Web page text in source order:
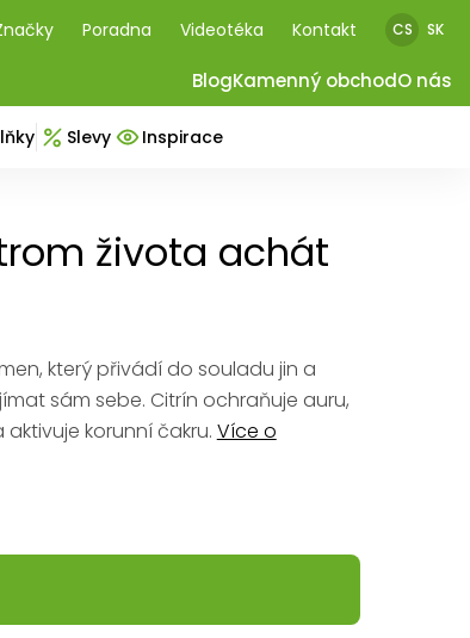
Poradna Videotéka Kontakt CS SK
BlogKamenný obchodO nás
Slevy Inspirace
života achát
který přivádí do souladu jin a
sám sebe. Citrín ochraňuje auru,
korunní čakru. Více o